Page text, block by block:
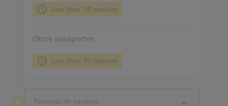
Less than 10 minutes
Otros pasaportes
Less than 10 minutes
Recogida de equipaje